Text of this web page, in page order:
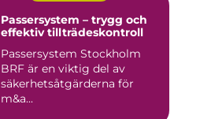
Passersystem – trygg och
effektiv tillträdeskontroll
Passersystem Stockholm
BRF är en viktig del av
säkerhetsåtgärderna för
m&a...